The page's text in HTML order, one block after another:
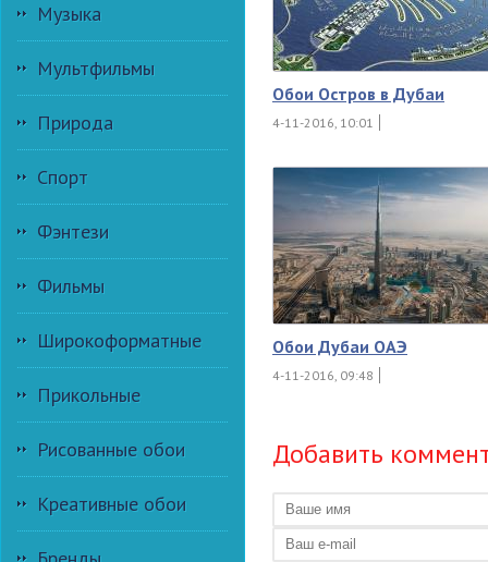
Музыка
Мультфильмы
Природа
Спорт
Фэнтези
Фильмы
Широкоформатные
Прикольные
Рисованные обои
Креативные обои
Обои Остров в Дубаи
4-11-2016, 10:01
Обои Дубаи ОАЭ
4-11-2016, 09:48
Добавить